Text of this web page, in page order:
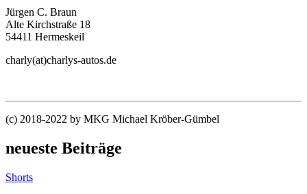
Jürgen C. Braun
Alte Kirchstraße 18
54411 Hermeskeil
charly(at)charlys-autos.de
(c) 2018-2022 by MKG Michael Kröber-Gümbel
neueste Beiträge
Shorts